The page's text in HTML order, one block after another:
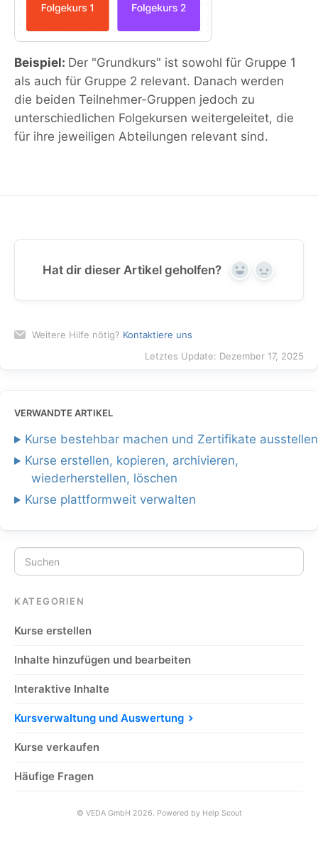
Beispiel: Der "Grundkurs" ist sowohl für Gruppe 1
als auch für Gruppe 2 relevant. Danach werden
die beiden Teilnehmer-Gruppen jedoch zu
unterschiedlichen Folgekursen weitergeleitet, die
für ihre jeweiligen Abteilungen relevant sind.
Hat dir dieser Artikel geholfen? Yes No
Weitere Hilfe nötig? Kontaktiere uns
Letztes Update: Dezember 17, 2025
VERWANDTE ARTIKEL
Kurse bestehbar machen und Zertifikate ausstellen
Kurse erstellen, kopieren, archivieren,
wiederherstellen, löschen
Kurse plattformweit verwalten
KATEGORIEN
Kurse erstellen
Inhalte hinzufügen und bearbeiten
Interaktive Inhalte
Kursverwaltung und Auswertung
Kurse verkaufen
Häufige Fragen
© VEDA GmbH 2026. Powered by Help Scout